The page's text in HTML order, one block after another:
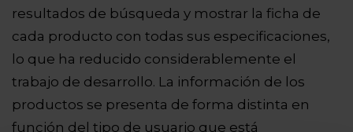
resultados de búsqueda y mostrar la ficha de
cada producto con todas sus especificaciones,
lo que ha reducido considerablemente el
trabajo de desarrollo. La información de los
productos se presenta de forma distinta en
función del tipo de usuario que está